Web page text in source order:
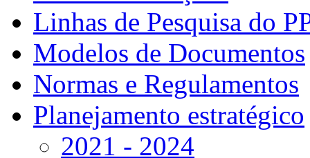
Linhas de Pesquisa do
Modelos de Documentos
Normas e Regulamentos
Planejamento estratégico
2021 - 2024